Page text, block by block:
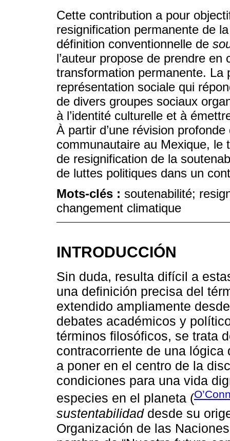
Cette contribution a pour
resignification permanente de
définition conventionnelle de
l’auteur propose de prendre
transformation permanente. La
représentation sociale qui
de divers groupes sociaux
à l’identité culturelle et à
À partir d’une révision
communautaire au Mexique, le
de resignification de la
de luttes politiques dans un
Mots-clés : soutenabilité;
changement climatique
INTRODUCCIÓN
Sin duda, resulta difícil a
una definición precisa del
extendido ampliamente
debates académicos y
términos filosóficos, se trata
contracorriente de una
a poner en el centro de la
condiciones para una vida
especies en el planeta (
sustentabilidaddesde su
Organización de las